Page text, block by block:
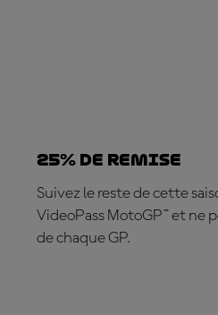
25% DE REMISE
Suivez le reste de cette
VideoPass MotoGP™ et ne
de chaque GP.